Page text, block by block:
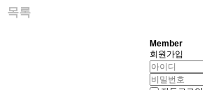
목록
Member
회원가입